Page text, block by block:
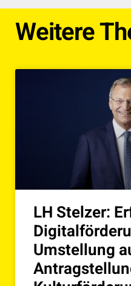
Weitere
LH Stelzer:
Umstellung